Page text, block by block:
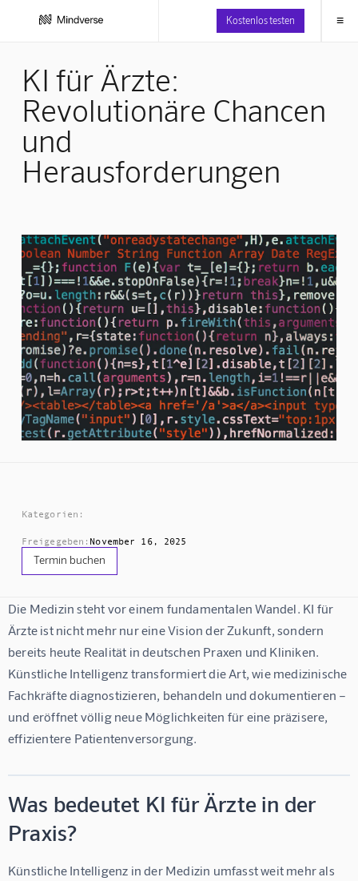
Kostenlos testen ≡
KI für Ärzte:
Revolutionäre Chancen
und
Herausforderungen
Kategorien:
Freigegeben: November 16, 2025
Termin buchen
Die Medizin steht vor einem fundamentalen Wandel. KI für
Ärzte ist nicht mehr nur eine Vision der Zukunft, sondern
bereits heute Realität in deutschen Praxen und Kliniken.
Künstliche Intelligenz transformiert die Art, wie medizinische
Fachkräfte diagnostizieren, behandeln und dokumentieren –
und eröffnet völlig neue Möglichkeiten für eine präzisere,
effizientere Patientenversorgung.
Was bedeutet KI für Ärzte in der
Praxis?
Künstliche Intelligenz in der Medizin umfasst weit mehr als